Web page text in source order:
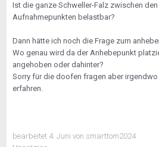
Ist die ganze Schweller-Falz zwischen
Aufnahmepunkten belastbar?
Dann hätte ich noch die Frage zum
Wo genau wird da der Anhebepunkt
angehoben oder dahinter?
Sorry für die doofen fragen aber
erfahren.
bearbeitet 4. Juni von smarttom2024